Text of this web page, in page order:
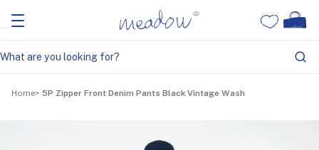
Home 5P Zipper Front Denim Pants Black Vintage Wash